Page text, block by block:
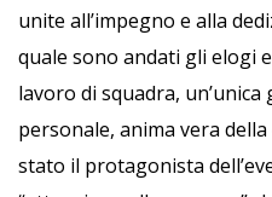
unite all’impegno e alla
quale sono andati gli elogi
lavoro di squadra,
personale, anima vera
stato il protagonista